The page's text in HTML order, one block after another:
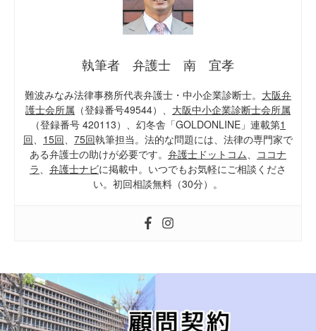
執筆者 弁護士 南 宜孝
難波みなみ法律事務所代表弁護士・中小企業診断士。 大阪弁
護士会所属 （登録番号49544）、 大阪中小企業診断士会所属
（登録番号 420113）、幻冬舎「GOLDONLINE」連載第1
回、 15回、 75回執筆担当。法的な問題には、法律の専門家で
ある弁護士の助けが必要です。 弁護士ドットコム、 ココナ
ラ、 弁護士ナビに掲載中。いつでもお気軽にご相談くださ
い。初回相談無料（30分）。